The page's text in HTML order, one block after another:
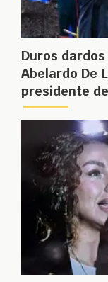
Duros
Abelardo De
presidente